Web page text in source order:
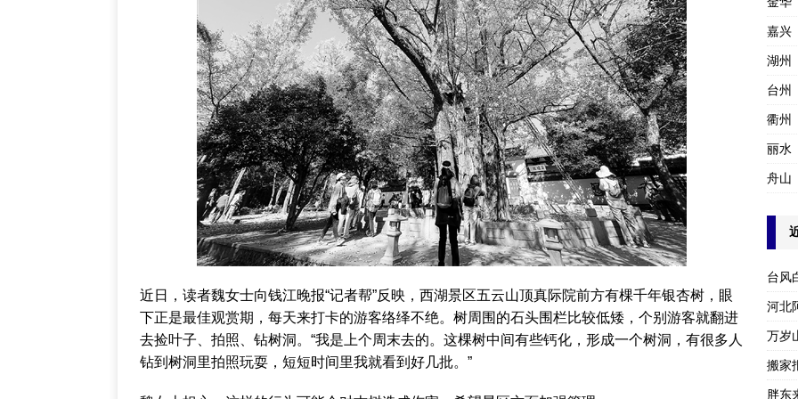
近日，读者魏女士向钱江晚报“记者帮”反映，西湖景区五云山顶真际院前方有棵千年银杏树，眼
下正是最佳观赏期，每天来打卡的游客络绎不绝。树周围的石头围栏比较低矮，个别游客就翻进
去捡叶子、拍照、钻树洞。“我是上个周末去的。这棵树中间有些钙化，形成一个树洞，有很多人
钻到树洞里拍照玩耍，短短时间里我就看到好几批。”
嘉兴
湖州
台州
衢州
丽水
舟山
台风
河北
万岁
搬家
胖东